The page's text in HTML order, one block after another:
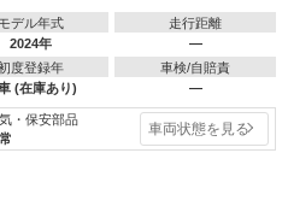
モデル年式
2024年
走行距離
―
度登録年
(在庫あり)
車検/自賠責
―
・保安部品
車両状態を見る